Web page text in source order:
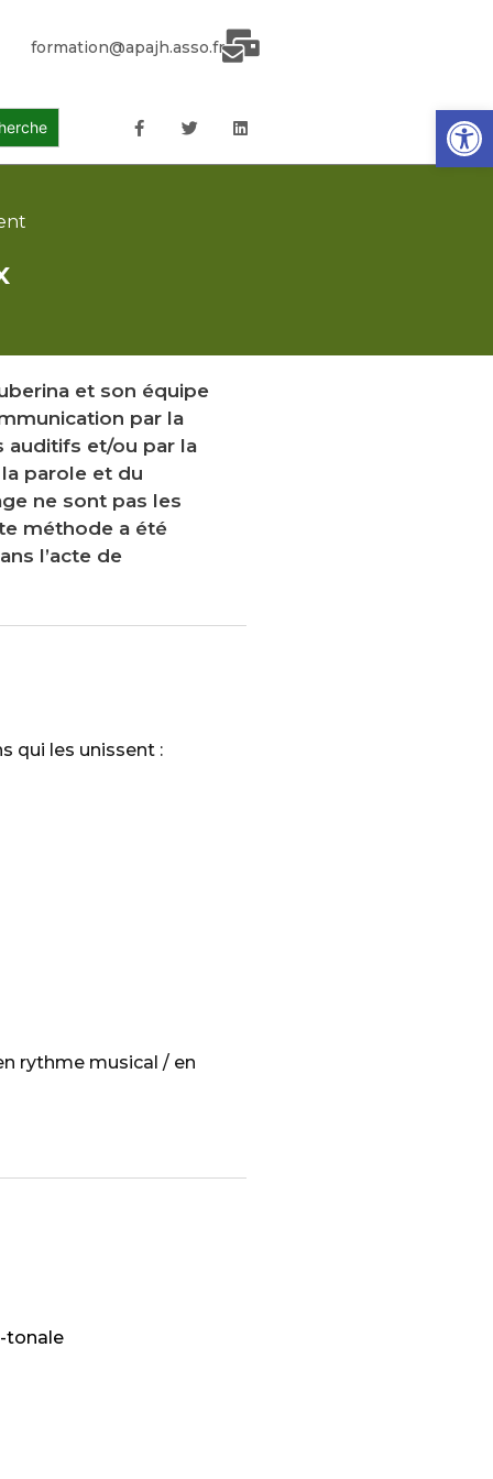
Ouvrir
formation@apajh.asso.fr
et son équipe
par la
auditifs et/ou par la
parole et du
ne sont pas les
méthode a été
l’acte de
qui les unissent :
rythme musical / en
tonale